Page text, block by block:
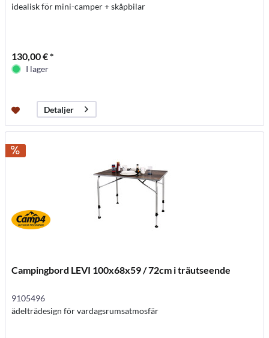
idealisk för mini-camper + skåpbilar
130,00 € *
I lager
Detaljer
Campingbord LEVI 100x68x59 / 72cm i träutseende
9105496
ädelträdesign för vardagsrumsatmosfär